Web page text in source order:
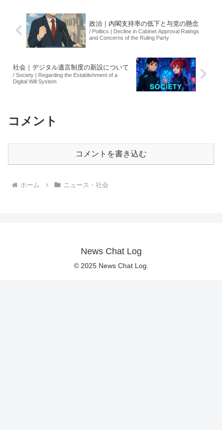
政治｜内閣支持率の低下と与党の懸念
/ Politics | Decline in Cabinet Approval Ratings
and Concerns of the Ruling Party
社会｜デジタル遺言制度の新設について
/ Society | Regarding the Establishment of a
Digital Will System
コメント
コメントを書き込む
ホーム ニュース・社会
News Chat Log
© 2025 News Chat Log.